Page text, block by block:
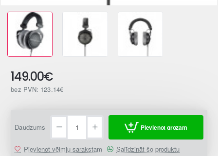
149.00€
bez PVN: 123.14€
Daudzums Pievienot grozam
Pievienot vēlmju sarakstam Salīdzināt šo produktu